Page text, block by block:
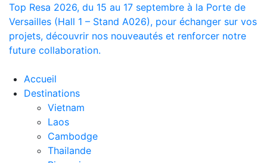
Top Resa 2026, du 15 au 17 septembre à la Porte de
Versailles (Hall 1 – Stand A026), pour échanger sur vos
projets, découvrir nos nouveautés et renforcer notre
future collaboration.
Accueil
Destinations
Vietnam
Laos
Cambodge
Thailande